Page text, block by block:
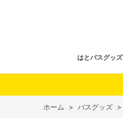
はとバスグッズ
ホーム > バスグッズ >